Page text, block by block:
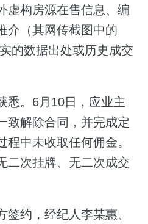
虚构房源在售信息、编
介（其网传截图中的
的数据出处或历史成交
悉。6月10日，应业主
致解除合同，并完成定
中未收取任何佣金。
二次挂牌、无二次成交
约，经纪人李某惠、